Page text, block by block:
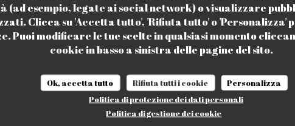
(ad esempio, legate ai social network) o visualizzare
Clicca su 'Accetta tutto', 'Rifiuta tutto' o 'Personalizza'
Puoi modificare le tue scelte in qualsiasi momento
cookie in basso a sinistra delle pagine del sito.
Ok, accetta tutto Rifiuta tutti i cookie
Personalizza
Politica di protezione dei dati personali
Politica di gestione dei cookie
Servizio:5/5 Atmosfera:5/5 Cucina :5/5 Qualità /
ça 57,80€ à 2 , personnel tres accueillant et aimable .
5/5 Atmosfera:5/5 Cucina:5/5